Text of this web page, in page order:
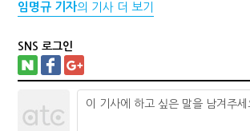
임명규 기자의 기사 더 보기
SNS 로그인